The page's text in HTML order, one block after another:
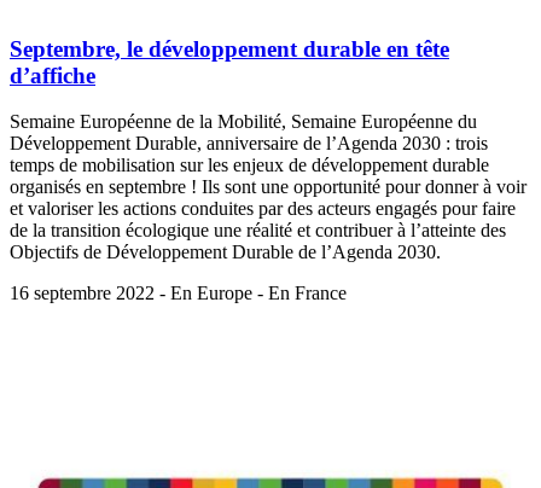
Septembre, le développement durable en tête
d’affiche
Semaine Européenne de la Mobilité, Semaine Européenne du
Développement Durable, anniversaire de l’Agenda 2030 : trois
temps de mobilisation sur les enjeux de développement durable
organisés en septembre ! Ils sont une opportunité pour donner à voir
et valoriser les actions conduites par des acteurs engagés pour faire
de la transition écologique une réalité et contribuer à l’atteinte des
Objectifs de Développement Durable de l’Agenda 2030.
16 septembre 2022 - En Europe - En France